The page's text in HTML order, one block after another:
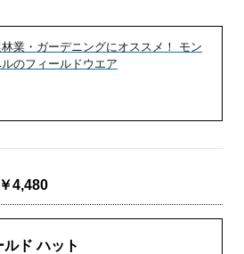
林業・ガーデニングにオススメ！ モン
のフィールドウエア
4,480
ド ハット